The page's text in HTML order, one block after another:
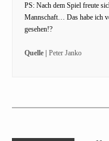
PS: Nach dem Spiel freute
Mannschaft… Das habe ich
gesehen!?
Quelle | Peter Janko